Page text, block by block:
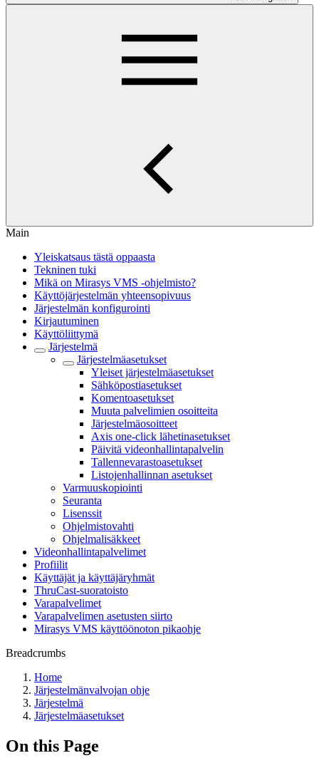
Main
Yleiskatsaus tästä oppaasta
Tekninen tuki
Mikä on Mirasys VMS -ohjelmisto?
Käyttöjärjestelmän yhteensopivuus
Järjestelmän konfigurointi
Kirjautuminen
Käyttöliittymä
Järjestelmä
Järjestelmäasetukset
Yleiset järjestelmäasetukset
Sähköpostiasetukset
Komentoasetukset
Muuta palvelimien osoitteita
Järjestelmäosoitteet
Axis one-click lähetinasetukset
Päivitä videonhallintapalvelin
Tallennevarastoasetukset
Listojenhallinnan asetukset
Varmuuskopiointi
Seuranta
Lisenssit
Ohjelmistovahti
Ohjelmalisäkkeet
Videonhallintapalvelimet
Profiilit
Käyttäjät ja käyttäjäryhmät
ThruCast-suoratoisto
Varapalvelimet
Varapalvelimen asetusten siirto
Mirasys VMS käyttöönoton pikaohje
Breadcrumbs
Home
Järjestelmänvalvojan ohje
Järjestelmä
Järjestelmäasetukset
On this Page